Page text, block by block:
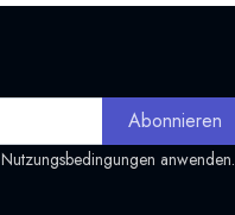
Abonnieren
Nutzungsbedingungen anwenden.